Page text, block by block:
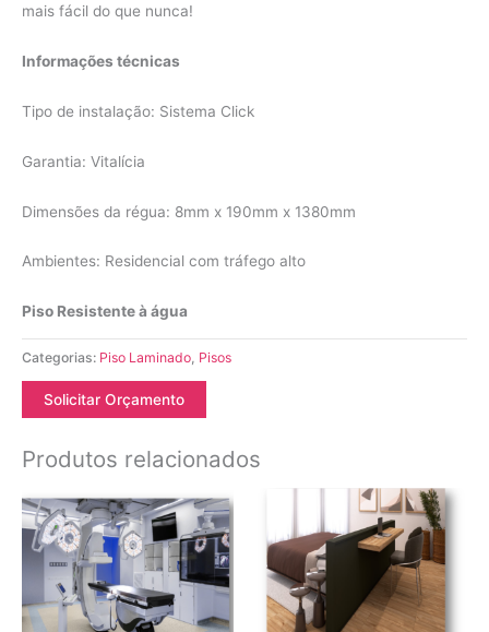
mais fácil do que nunca!
Informações técnicas
Tipo de instalação: Sistema Click
Garantia: Vitalícia
Dimensões da régua: 8mm x 190mm x 1380mm
Ambientes: Residencial com tráfego alto
Piso Resistente à água
Categorias: Piso Laminado, Pisos
Solicitar Orçamento
Produtos relacionados